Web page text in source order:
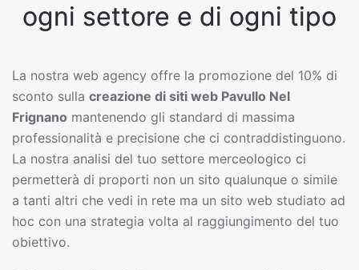
ogni settore e di ogni tipo
La nostra web agency offre la promozione del 10% di
sconto sulla creazione di siti web Pavullo Nel
Frignano mantenendo gli standard di massima
professionalità e precisione che ci contraddistinguono.
La nostra analisi del tuo settore merceologico ci
permetterà di proporti non un sito qualunque o simile
a tanti altri che vedi in rete ma un sito web studiato ad
hoc con una strategia volta al raggiungimento del tuo
obiettivo.